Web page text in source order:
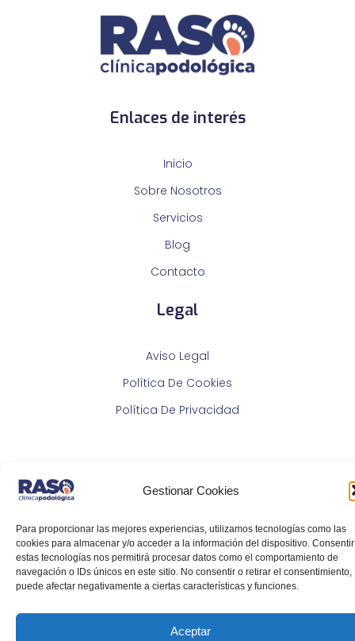
Gestionar Cookies
Para proporcionar las mejores experiencias, utilizamos tecnologías como las
cookies para almacenar y/o acceder a la información del dispositivo. Consentir
estas tecnologías nos permitirá procesar datos como el comportamiento de
navegación o IDs únicos en este sitio. No consentir o retirar el consentimiento,
puede afectar negativamente a ciertas características y funciones.
Aceptar
Enlaces de interés
Inicio
Sobre Nosotros
Servicios
Blog
Contacto
Legal
Aviso Legal
Política De Cookies
Política De Privacidad
© 2024 Clínica Raso - Todos los derechos reservados